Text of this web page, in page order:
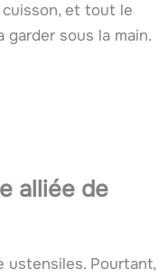
cuisson, et tout le
sous la main.
alliée de
ustensiles. Pourtant,